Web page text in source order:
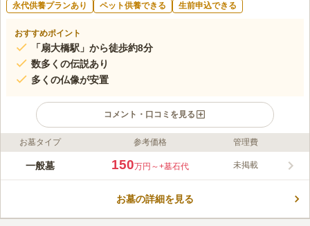
永代供養プランあり ペット供養できる 生前申込できる
おすすめポイント
「扇大橋駅」から徒歩約8分
数多くの伝説あり
多くの仏像が安置
コメント・口コミを見る
ライフドット編集部のコメント
四季折々にさまざまな趣きを見せる、静謐に包まれた境内には
できます。 500年の歴史を誇る瑞応寺は武蔵の名刹で、その歴史
お墓タイプ 参考価格 管理費
一般墓 150万円～+墓石代 未掲載
お墓の詳細を見る